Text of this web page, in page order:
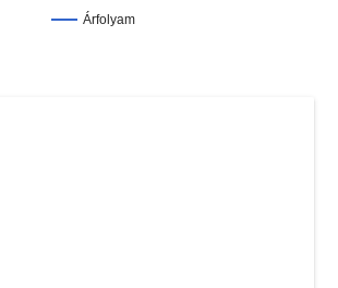
Árfolyam